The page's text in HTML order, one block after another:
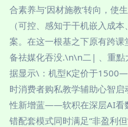
合素养与‘因材施教’转向，使
（可控、感知于干机嵌入成
案。在这一根基之下原有跨
备祛媒化吞没.\n\n二| 、重點
据显示\：机型K定价于
时消费者购私教学辅助心智
性新增蓝——软积在深层AI看
错配套模式同时满足“非盈利